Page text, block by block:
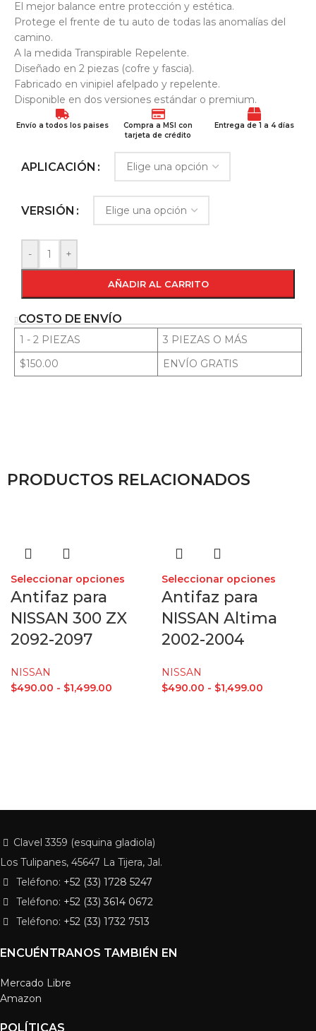
El mejor balance entre protección y estética.
Protege el frente de tu auto de todas las anomalías del
camino.
A la medida Transpirable Repelente.
Diseñado en 2 piezas (cofre y fascia).
Fabricado en vinipiel afelpado y repelente.
Disponible en dos versiones estándar o premium.
Envío a todos los paises
Compra a MSI con
tarjeta de crédito
Entrega de 1 a 4 días
APLICACIÓN
VERSIÓN
- +
AÑADIR AL CARRITO
COSTO DE ENVÍO
1 - 2 PIEZAS
3 PIEZAS O MÁS
$150.00
ENVÍO GRATIS
PRODUCTOS RELACIONADOS
Seleccionar opciones
Antifaz para
NISSAN 300 ZX
2092-2097
NISSAN
$490.00 - $1,499.00
Seleccionar opciones
Antifaz para
NISSAN Altima
2002-2004
NISSAN
$490.00 - $1,499.00
Clavel 3359 (esquina gladiola)
Los Tulipanes, 45647 La Tijera, Jal.
Teléfono: +52 (33) 1728 5247
Teléfono: +52 (33) 3614 0672
Teléfono: +52 (33) 1732 7513
ENCUÉNTRANOS TAMBIÉN EN
Mercado Libre
Amazon
POLÍTICAS